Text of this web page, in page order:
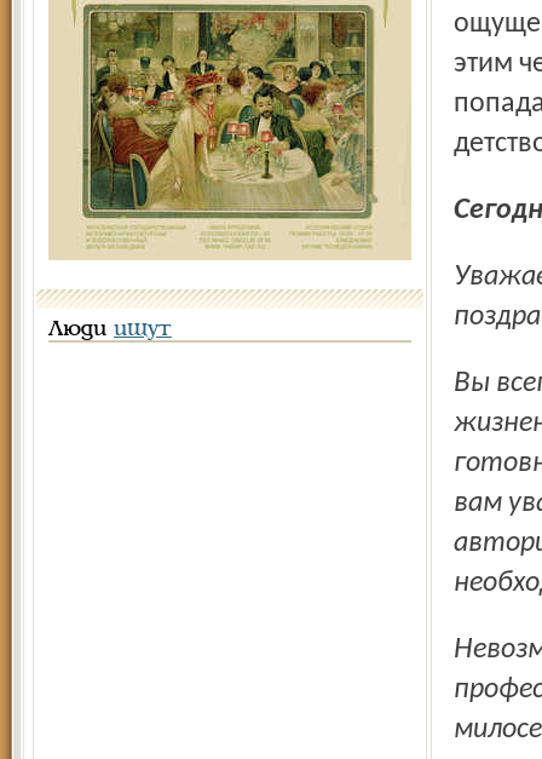
Люди ищут
этим
Уважаемые социальные работники! От всей души
Вы всегда рядом с теми, кто оказался в трудной
вам
Невозможно представить себе человека вашей